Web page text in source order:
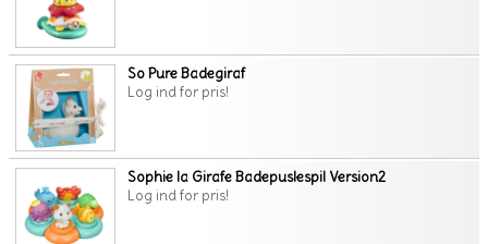
So Pure Badegiraf
Log ind for pris!
Sophie la Girafe Badepuslespil Version2
Log ind for pris!